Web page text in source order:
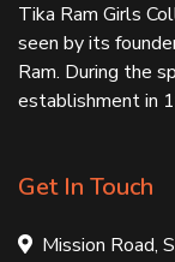
Tika Ram Girls
seen by its
Ram. During the
establishment in
Get In Touch
Mission Road,